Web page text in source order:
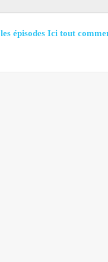
les épisodes Ici tout